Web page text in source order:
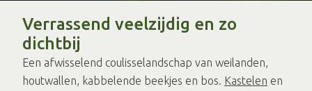
Verrassend veelzijdig en zo
dichtbij
Een afwisselend coulisselandschap van weilanden,
houtwallen, kabbelende beekjes en bos. Kastelen en